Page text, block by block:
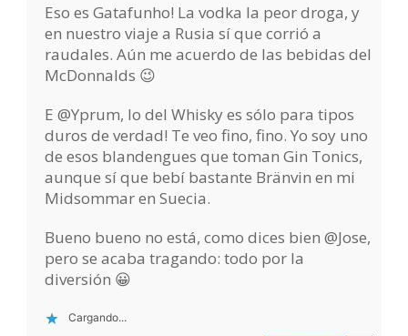
Eso es Gatafunho! La vodka la peor droga, y
en nuestro viaje a Rusia sí que corrió a
raudales. Aún me acuerdo de las bebidas del
McDonnalds 😉
E @Yprum, lo del Whisky es sólo para tipos
duros de verdad! Te veo fino, fino. Yo soy uno
de esos blandengues que toman Gin Tonics,
aunque sí que bebí bastante Bränvin en mi
Midsommar en Suecia.
Bueno bueno no está, como dices bien @Jose,
pero se acaba tragando: todo por la
diversión 😀
Cargando...